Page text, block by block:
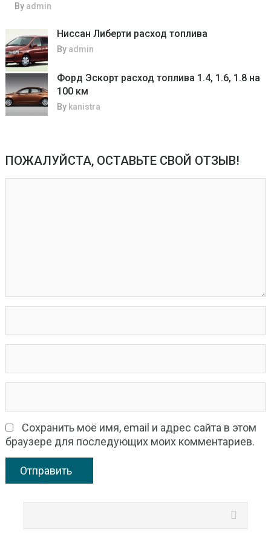
By admin
Ниссан Либерти расход топлива
By admin
Форд Эскорт расход топлива 1.4, 1.6, 1.8 на
100 км
By kanistra
ПОЖАЛУЙСТА, ОСТАВЬТЕ СВОЙ ОТЗЫВ!
Сохранить моё имя, email и адрес сайта в этом
браузере для последующих моих комментариев.